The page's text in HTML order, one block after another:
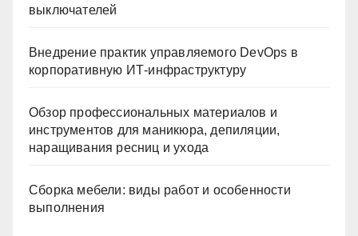
выключателей
Внедрение практик управляемого DevOps в
корпоративную ИТ-инфраструктуру
Обзор профессиональных материалов и
инструментов для маникюра, депиляции,
наращивания ресниц и ухода
Сборка мебели: виды работ и особенности
выполнения